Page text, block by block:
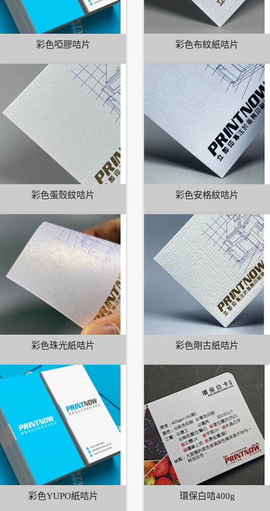
彩色啞膠咭片 彩色布紋紙咭片
彩色蛋殼紋咭片 彩色安格紋咭片
彩色珠光紙咭片 彩色剛古紙咭片
彩色YUPO紙咭片 環保白咭400g